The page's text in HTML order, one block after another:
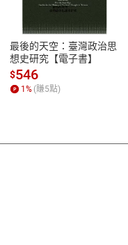
性
參
服務時間：週一
13:00-17:00 (國
客服電話：0080-
最後的天空：臺灣政治思
想史研究【電子書】
$546
1% (賺5點)